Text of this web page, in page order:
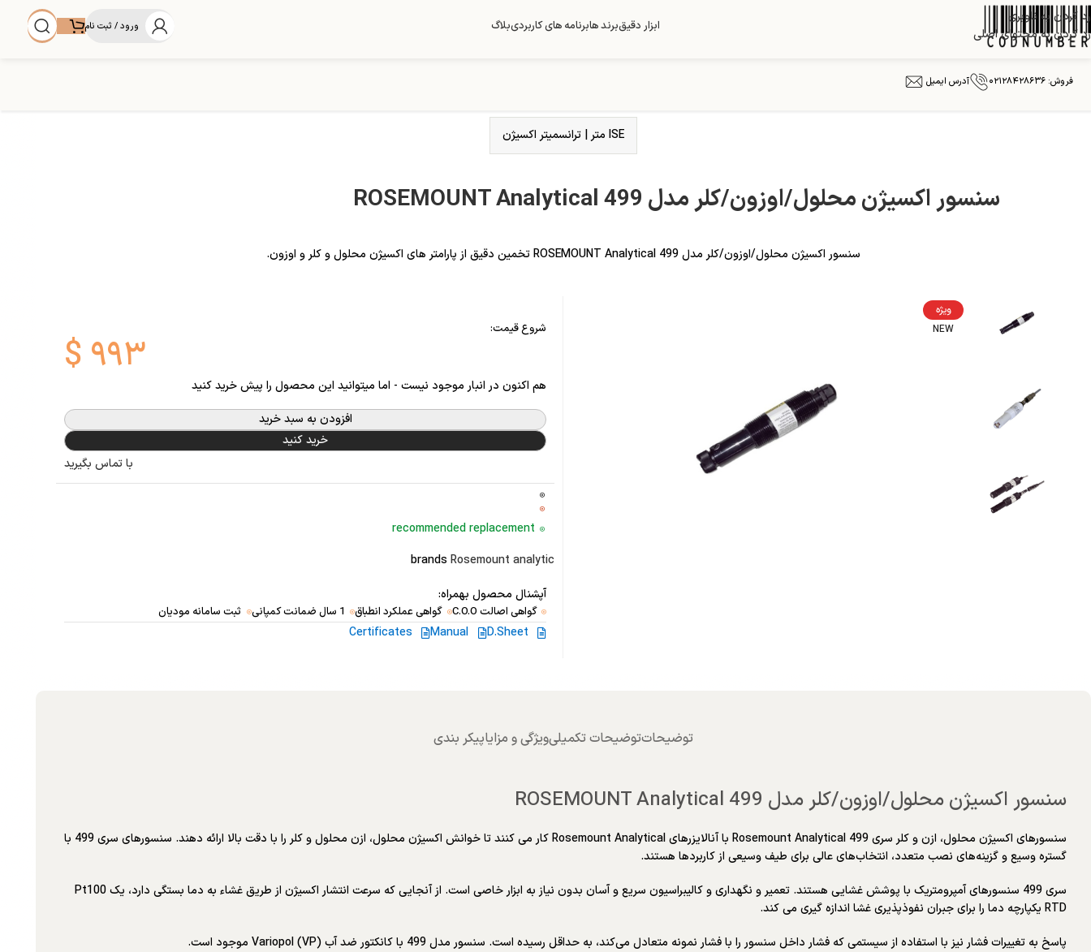
رد کردن به ناوبری
رد کردن به محتوای اصلی
ابزار دقیقبرند هابرنامه های کاربردیبلاگ ورود / ثبت نام
فروش: ۰۲۱۲۸۴۲۸۶۳۶ آدرس ایمیل
ISE متر ترانسمیتر اکسیژن
سنسور اکسیژن محلول/اوزون/کلر مدل ROSEMOUNT Analytical 499
سنسور اکسیژن محلول/اوزون/کلر مدل ROSEMOUNT Analytical 499 تخمین دقیق از پارامتر های اکسیژن محلول و کلر و اوزون.
ویژه
NEW
شروع قیمت:
$ ۹۹۳
هم اکنون در انبار موجود نیست - اما میتوانید این محصول را پیش خرید کنید
افزودن به سبد خرید
خرید کنید
با تماس بگیرید
recommended replacement
brands Rosemount analytic
آپشنال محصول بهمراه:
گواهی اصالت C.O.O گواهی عملکرد انطباق 1 سال ضمانت کمپانی ثبت سامانه مودیان
D.Sheet
Manual
Certificates
توضیحاتتوضیحات تکمیلیویژگی و مزایاپیکر بندی
سنسور اکسیژن محلول/اوزون/کلر مدل ROSEMOUNT Analytical 499
سنسورهای اکسیژن محلول، ازن و کلر سری Rosemount Analytical 499 با آنالایزرهای Rosemount Analytical کار می کنند تا خوانش اکسیژن محلول، ازن محلول و کلر را با دقت بالا ارائه دهند. سنسورهای سری 499 با
گستره وسیع و گزینه‌های نصب متعدد، انتخاب‌های عالی برای طیف وسیعی از کاربردها هستند.
سری 499 سنسورهای آمپرومتریک با پوشش غشایی هستند. تعمیر و نگهداری و کالیبراسیون سریع و آسان بدون نیاز به ابزار خاصی است. از آنجایی که سرعت انتشار اکسیژن از طریق غشاء به دما بستگی دارد، یک Pt100
RTD یکپارچه دما را برای جبران نفوذپذیری غشا اندازه گیری می کند.
پاسخ به تغییرات فشار نیز با استفاده از سیستمی که فشار داخل سنسور را با فشار نمونه متعادل می‌کند، به حداقل رسیده است. سنسور مدل 499 با کانکتور ضد آب Variopol (VP) موجود است.